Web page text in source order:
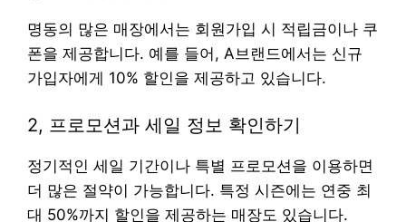
명동의 많은 매장에서는 회원가입 시 적립금이나 쿠
폰을 제공합니다. 예를 들어, A브랜드에서는 신규
가입자에게 10% 할인을 제공하고 있습니다.
2, 프로모션과 세일 정보 확인하기
정기적인 세일 기간이나 특별 프로모션을 이용하면
더 많은 절약이 가능합니다. 특정 시즌에는 연중 최
대 50%까지 할인을 제공하는 매장도 있습니다.